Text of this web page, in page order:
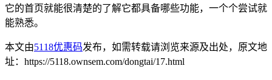
它的首页就能很清楚的了解它都具备哪些功能，一个个尝试就
能熟悉。
本文由5118优惠码发布，如需转载请浏览来源及出处，原文地
址：https://5118.ownsem.com/dongtai/17.html